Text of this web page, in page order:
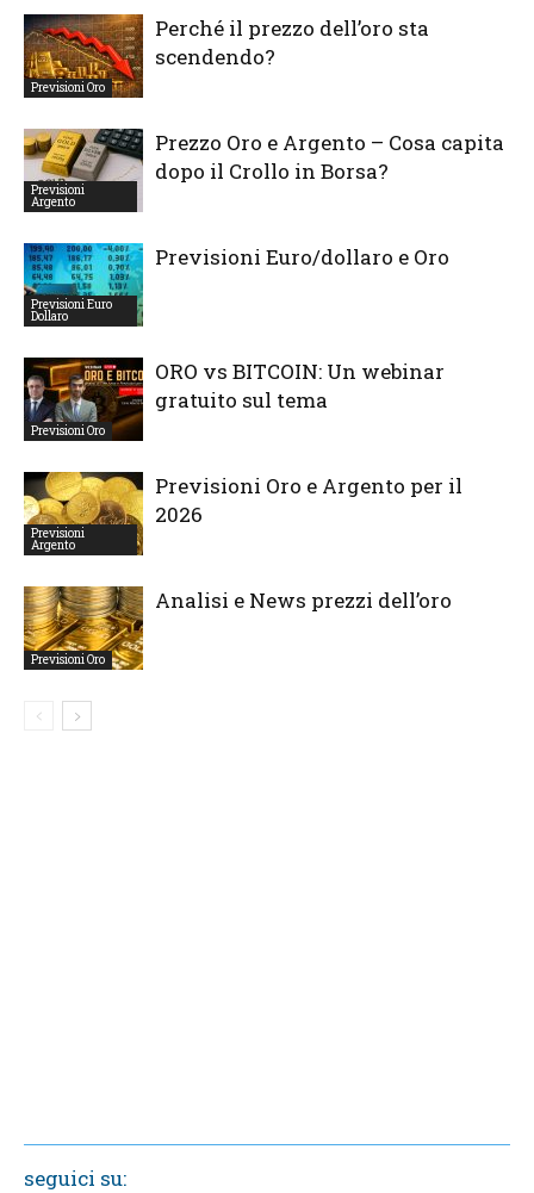
Previsioni Oro
Perché il prezzo dell’oro sta
scendendo?
Previsioni
Argento
Prezzo Oro e Argento – Cosa capita
dopo il Crollo in Borsa?
Previsioni Euro
Dollaro
Previsioni Euro/dollaro e Oro
Previsioni Oro
ORO vs BITCOIN: Un webinar
gratuito sul tema
Previsioni
Argento
Previsioni Oro e Argento per il
2026
Previsioni Oro
Analisi e News prezzi dell’oro
seguici su: